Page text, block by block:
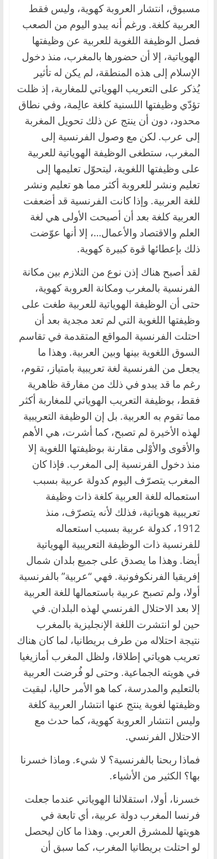
مسبوق، انتشار العروبة كهوية، وليس فقط
العربية كلغة. ورغم أنه يبدو اليوم من الصعب
فصل الوظيفة اللغوية للعربية عن وظيفتها
الهوياتية، إلا أن حضورها بالمغرب، منذ دخول
الإسلام إلى هذه المنطقة، لم يكن له تأثير
يُذكر على التعريب الهوياتي للمغاربة، إذ ظلت
تؤدّي وظيفتها اللسنية كلغة عالِمة، وفي نطاق
محدود، دون أن ينتج عن ذلك تحويل المغربة
إلى عرب. لكن مع وصول الفرنسية إلى
المغرب، ستطغى الوظيفة الهوياتية للعربية
على وظيفتها اللغوية، ليتحوّل تعليمها إلى
تعليم ونشر للعروبة أكثر مما هو تعليم ونشر
للغة العربية. وإذا كانت الفرنسية قد أضعفت
العربية كلغة بعد أن أصبحت الأولى هي لغة
العلم والاقتصاد والأعمال…، إلا أنها عوّضت
ذلك بإعطائها قوة كبيرة كهوية.
لقد أصبح هناك إذن نوع من التلازم بين مكانة
الفرنسية بالمغرب ومكانة العروبة كهوية،
حتى أن الوظيفة الهوياتية للعربية طغت على
وظيفتها اللغوية التي لم تعد مجدية بعد أن
احتلت الفرنسية المواقع المتقدمة في تقاسم
السوق اللغوية بينها وبين العربية. وهذا ما
يجعل من الفرنسية لغة تعريبية بامتياز، تقوم،
رغم ما قد يبدو في ذلك من مفارقة ظاهرية
فقط، بوظيفة التعريب الهوياتي للمغاربة أكثر
مما تقوم به العربية. بل إن الوظيفة التعريبية
لهذه الأخيرة لم تصبح، كما أشرت، هي الأهم
والأقوى والأوْلى مقارنة بوظيفتها اللغوية إلا
منذ دخول الفرنسية إلى المغرب. فإذا كان
المغرب يتصرّف اليوم كدولة عربية بسبب
استعماله للغة العربية كلغة ذات وظيفة
تعريبية هوياتية، فذلك لأنه يتصرّف، منذ
1912، كدولة عربية بسبب استعماله
للفرنسية ذات الوظيفة التعريبية الهوياتية
أيضا. وهذا ما يصدق على جميع بلدان شمال
إفريقيا الفرنكوفونية. فهي “عربية” بالفرنسية
أولا، ولم تصبح عربية باستعمالها للغة العربية
إلا بعد الاحتلال الفرنسي لهذه البلدان. في
حين لو انتشرت اللغة الإنجليزية بالمغرب
نتيجة احتلاله من طرف بريطانيا، لما كان هناك
تعريب هوياتي إطلاقا، ولظل المغرب أمازيغيا
في هويته الجماعية. وحتى لو فُرضت العربية
بالتعليم والمدرسة، كما هو الأمر حاليا، لبقيت
وظيفتها لغوية ينتج عنها انتشار العربية كلغة
وليس انتشار العروبة كهوية، كما حدث مع
الاحتلال الفرنسي.
فماذا ربحنا بالفرنسية؟ لا شيء. وماذا خسرنا
بها؟ الكثير من الأشياء.
خسرنا، أولا، استقلالنا الهوياتي عندما جعلت
فرنسا المغرب دولة عربية، أي تابعة في
هويتها للمشرق العربي. وهذا ما كان ليحصل
لو احتلت بريطانيا المغرب، كما سبق أن